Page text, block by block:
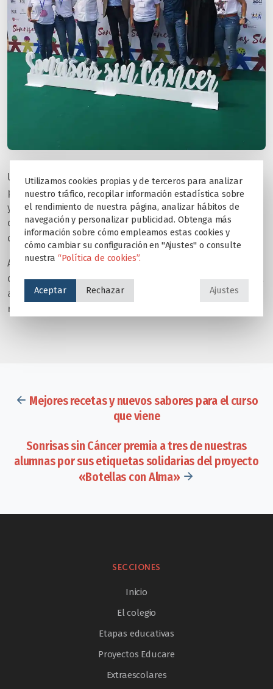
Un evento en el que los alumnos de los colegios Educare
pudieron recoger los premios a la etiqueta más solidaria,
y que contó con la actuación especial en directo de la
compositora y cantante,Rocío Caamaño,y el
compositor,Juan Antonio Simarro.
Almazaras “La Subbética”, realizó también la entrega de
dos olivos a la asociación, “Sonrisas sin cáncer”, que donó,
a su vez al Zoo de Madrid en agradecimiento y como
recuerdo de este acto.
Mejores recetas y nuevos sabores para el curso
que viene
Sonrisas sin Cáncer premia a tres de nuestras
alumnas por sus etiquetas solidarias del proyecto
«Botellas con Alma»
SECCIONES
Inicio
El colegio
Etapas educativas
Proyectos Educare
Extraescolares
Utilizamos cookies propias y de terceros para analizar
nuestro tráfico, recopilar información estadística sobre
el rendimiento de nuestra página, analizar hábitos de
navegación y personalizar publicidad. Obtenga más
información sobre cómo empleamos estas cookies y
cómo cambiar su configuración en "Ajustes" o consulte
nuestra “Política de cookies”.
Aceptar Rechazar Ajustes